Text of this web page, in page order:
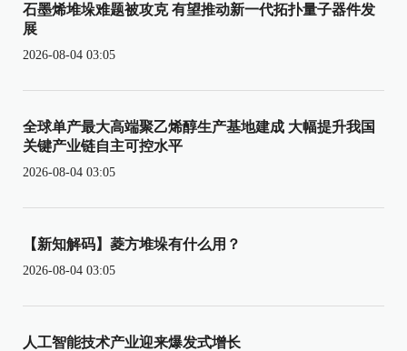
石墨烯堆垛难题被攻克 有望推动新一代拓扑量子器件发
展
2026-08-04 03:05
全球单产最大高端聚乙烯醇生产基地建成 大幅提升我国
关键产业链自主可控水平
2026-08-04 03:05
【新知解码】菱方堆垛有什么用？
2026-08-04 03:05
人工智能技术产业迎来爆发式增长